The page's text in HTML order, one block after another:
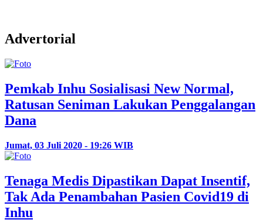
Advertorial
Pemkab Inhu Sosialisasi New Normal,
Ratusan Seniman Lakukan Penggalangan
Dana
Jumat, 03 Juli 2020 - 19:26 WIB
Tenaga Medis Dipastikan Dapat Insentif,
Tak Ada Penambahan Pasien Covid19 di
Inhu